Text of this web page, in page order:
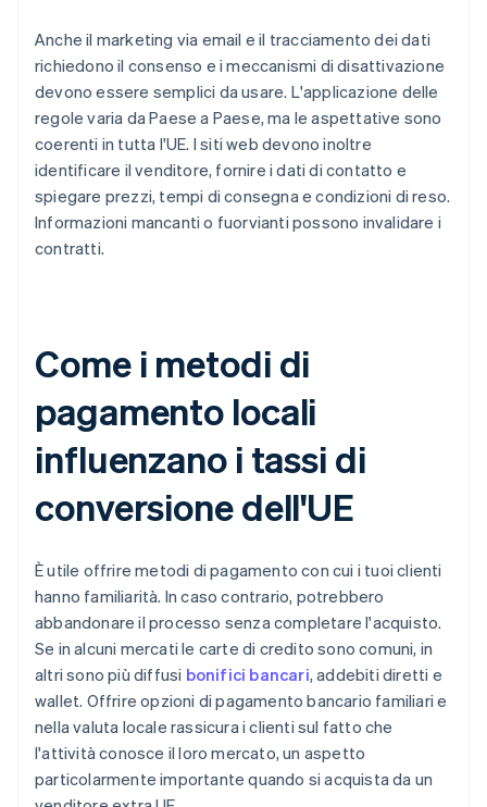
Anche il marketing via email e il tracciamento dei dati
richiedono il consenso e i meccanismi di disattivazione
devono essere semplici da usare. L'applicazione delle
regole varia da Paese a Paese, ma le aspettative sono
coerenti in tutta l'UE. I siti web devono inoltre
identificare il venditore, fornire i dati di contatto e
spiegare prezzi, tempi di consegna e condizioni di reso.
Informazioni mancanti o fuorvianti possono invalidare i
contratti.
Come i metodi di
pagamento locali
influenzano i tassi di
conversione dell'UE
È utile offrire metodi di pagamento con cui i tuoi clienti
hanno familiarità. In caso contrario, potrebbero
abbandonare il processo senza completare l'acquisto.
Se in alcuni mercati le carte di credito sono comuni, in
altri sono più diffusi bonifici bancari, addebiti diretti e
wallet. Offrire opzioni di pagamento bancario familiari e
nella valuta locale rassicura i clienti sul fatto che
l'attività conosce il loro mercato, un aspetto
particolarmente importante quando si acquista da un